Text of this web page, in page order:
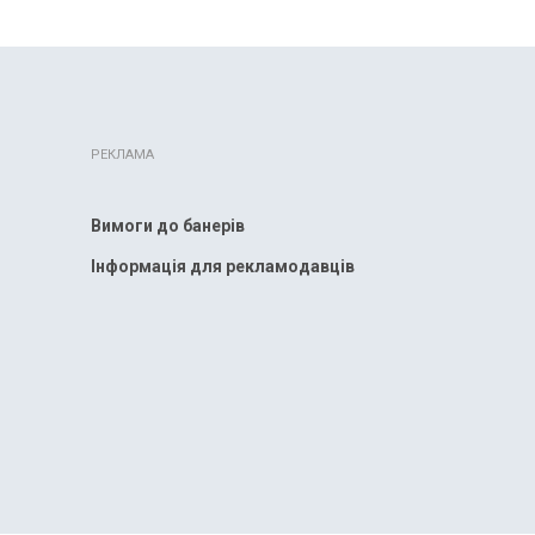
РЕКЛАМА
Вимоги до банерів
Інформація для рекламодавців